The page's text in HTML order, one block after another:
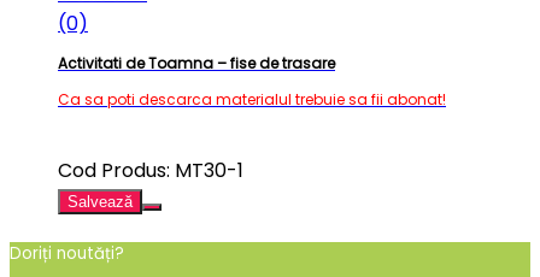
(0)
Activitati de Toamna – fise de trasare
Ca sa poti descarca materialul trebuie sa fii abonat!
Cod Produs: MT30-1
Salvează
Doriți noutăți?